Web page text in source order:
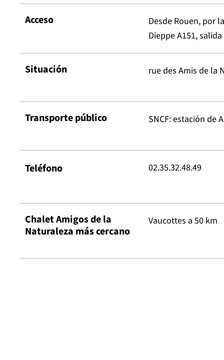
Acceso
Desde Rouen, por
Dieppe A151,
Situación rue des Amis de la
Transporte público SNCF: estación de
Teléfono 02.35.32.48.49
Chalet Amigos de la
Naturaleza más cercano
Vaucottes a 50 km